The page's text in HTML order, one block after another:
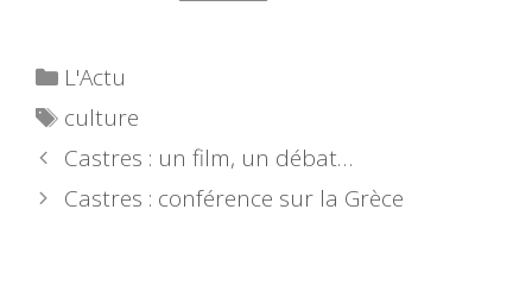
Catégories
L'Actu
Étiquettes
culture
Castres : un film, un débat…
Castres : conférence sur la Grèce